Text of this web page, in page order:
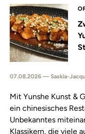
07.08.2026 — Saskia-
Mit Yunshe Kunst &
ein chinesisches
Unbekanntes
Klassikern, die viele